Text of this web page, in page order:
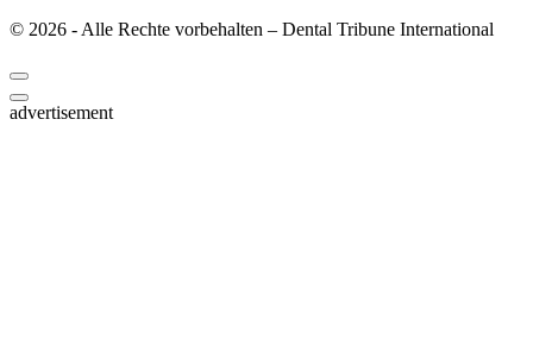
© 2026 - Alle Rechte vorbehalten – Dental Tribune International
advertisement